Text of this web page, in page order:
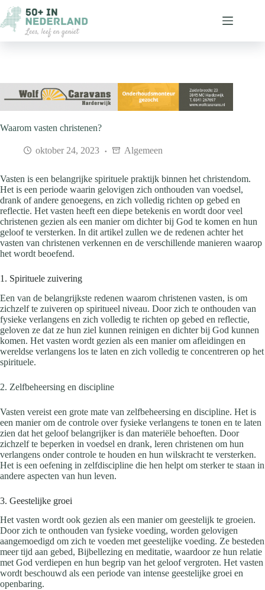
naar
de
inhoud
Waarom vasten christenen?
oktober 24, 2023 Algemeen
Vasten is een belangrijke spirituele praktijk binnen het christendom.
Het is een periode waarin gelovigen zich onthouden van voedsel,
drank of andere genoegens, en zich volledig richten op gebed en
reflectie. Het vasten heeft een diepe betekenis en wordt door veel
christenen gezien als een manier om dichter bij God te komen en hun
geloof te versterken. In dit artikel zullen we de redenen achter het
vasten van christenen verkennen en de verschillende manieren waarop
het wordt beoefend.
1. Spirituele zuivering
Een van de belangrijkste redenen waarom christenen vasten, is om
zichzelf te zuiveren op spiritueel niveau. Door zich te onthouden van
fysieke verlangens en zich volledig te richten op gebed en reflectie,
geloven ze dat ze hun ziel kunnen reinigen en dichter bij God kunnen
komen. Het vasten wordt gezien als een manier om afleidingen en
wereldse verlangens los te laten en zich volledig te concentreren op het
spirituele.
2. Zelfbeheersing en discipline
Vasten vereist een grote mate van zelfbeheersing en discipline. Het is
een manier om de controle over fysieke verlangens te tonen en te laten
zien dat het geloof belangrijker is dan materiële behoeften. Door
zichzelf te beperken in voedsel en drank, leren christenen om hun
verlangens onder controle te houden en hun wilskracht te versterken.
Het is een oefening in zelfdiscipline die hen helpt om sterker te staan in
andere aspecten van hun leven.
3. Geestelijke groei
Het vasten wordt ook gezien als een manier om geestelijk te groeien.
Door zich te onthouden van fysieke voeding, worden gelovigen
aangemoedigd om zich te voeden met geestelijke voeding. Ze besteden
meer tijd aan gebed, Bijbellezing en meditatie, waardoor ze hun relatie
met God verdiepen en hun begrip van het geloof vergroten. Het vasten
wordt beschouwd als een periode van intense geestelijke groei en
openbaring.